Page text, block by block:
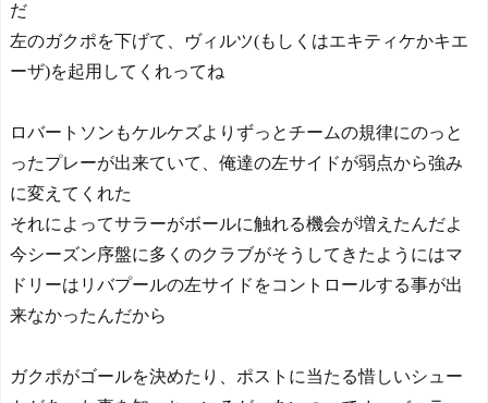
だ
左のガクポを下げて、ヴィルツ(もしくはエキティケかキエ
ーザ)を起用してくれってね
ロバートソンもケルケズよりずっとチームの規律にのっと
ったプレーが出来ていて、俺達の左サイドが弱点から強み
に変えてくれた
それによってサラーがボールに触れる機会が増えたんだよ
今シーズン序盤に多くのクラブがそうしてきたようにはマ
ドリーはリバプールの左サイドをコントロールする事が出
来なかったんだから
ガクポがゴールを決めたり、ポストに当たる惜しいシュー